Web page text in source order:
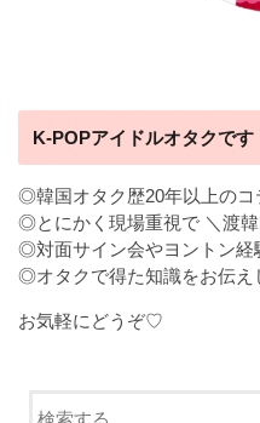
K-POPアイドルオタクです
◎韓国オタク歴20年以上のコ
◎とにかく現場重視で ＼渡
◎対面サイン会やヨントン経
◎オタクで得た知識をお伝え
お気軽にどうぞ♡